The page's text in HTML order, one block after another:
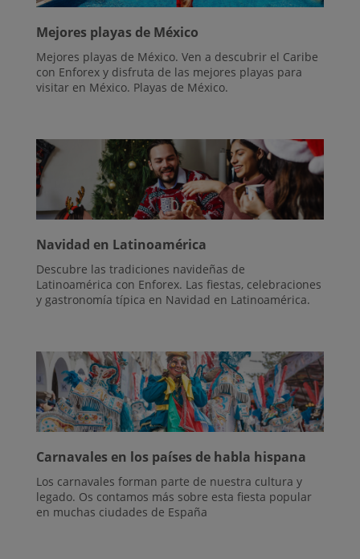
Mejores playas de México
Mejores playas de México. Ven a descubrir el Caribe
con Enforex y disfruta de las mejores playas para
visitar en México. Playas de México.
Navidad en Latinoamérica
Descubre las tradiciones navideñas de
Latinoamérica con Enforex. Las fiestas, celebraciones
y gastronomía típica en Navidad en Latinoamérica.
Carnavales en los países de habla hispana
Los carnavales forman parte de nuestra cultura y
legado. Os contamos más sobre esta fiesta popular
en muchas ciudades de España